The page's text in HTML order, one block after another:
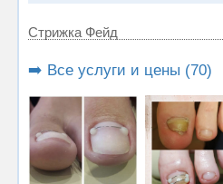
Стрижка Фейд
➡️ Все услуги и цены (70)